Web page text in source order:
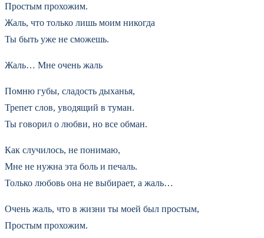
Простым прохожим.
Жаль, что только лишь моим никогда
Ты быть уже не сможешь.
Жаль… Мне очень жаль
Помню губы, сладость дыханья,
Трепет слов, уводящий в туман.
Ты говорил о любви, но все обман.
Как случилось, не понимаю,
Мне не нужна эта боль и печаль.
Только любовь она не выбирает, а жаль…
Очень жаль, что в жизни ты моей был простым,
Простым прохожим.